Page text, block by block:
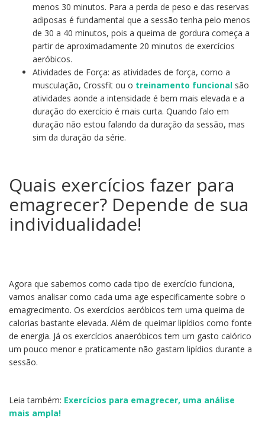
menos 30 minutos. Para a perda de peso e das reservas
adiposas é fundamental que a sessão tenha pelo menos
de 30 a 40 minutos, pois a queima de gordura começa a
partir de aproximadamente 20 minutos de exercícios
aeróbicos.
Atividades de Força: as atividades de força, como a
musculação, Crossfit ou o treinamento funcional são
atividades aonde a intensidade é bem mais elevada e a
duração do exercício é mais curta. Quando falo em
duração não estou falando da duração da sessão, mas
sim da duração da série.
Quais exercícios fazer para
emagrecer? Depende de sua
individualidade!
Agora que sabemos como cada tipo de exercício funciona,
vamos analisar como cada uma age especificamente sobre o
emagrecimento. Os exercícios aeróbicos tem uma queima de
calorias bastante elevada. Além de queimar lipídios como fonte
de energia. Já os exercícios anaeróbicos tem um gasto calórico
um pouco menor e praticamente não gastam lipídios durante a
sessão.
Leia também: Exercícios para emagrecer, uma análise
mais ampla!